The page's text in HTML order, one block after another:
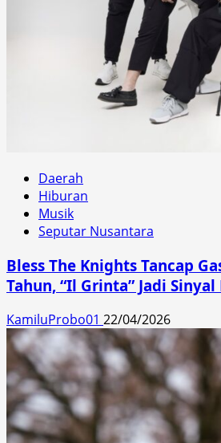
Daerah
Hiburan
Musik
Seputar Nusantara
Bless The Knights Tancap
Tahun, “Il Grinta” Jadi
KamiluProbo01 22/04/2026